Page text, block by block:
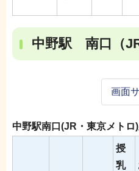
中野駅 南口（
画面
中野駅南口(JR・東京メトロ
授
乳